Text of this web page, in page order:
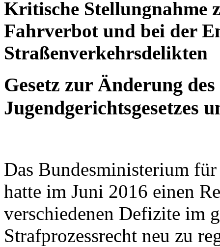
Kritische Stellungnahme
Fahrverbot und bei der
Straßenverkehrsdelikten
Gesetz zur Änderung
Jugendgerichtsgesetzes
Das Bundesministerium
hatte im Juni 2016 einen
verschiedenen Defizite im
Strafprozessrecht neu zu